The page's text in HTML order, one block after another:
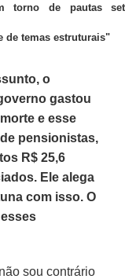
torno de pautas
de temas estruturais"
o
gastou
e esse
pensionistas,
R$ 25,6
Ele alega
com isso. O
sou contrário